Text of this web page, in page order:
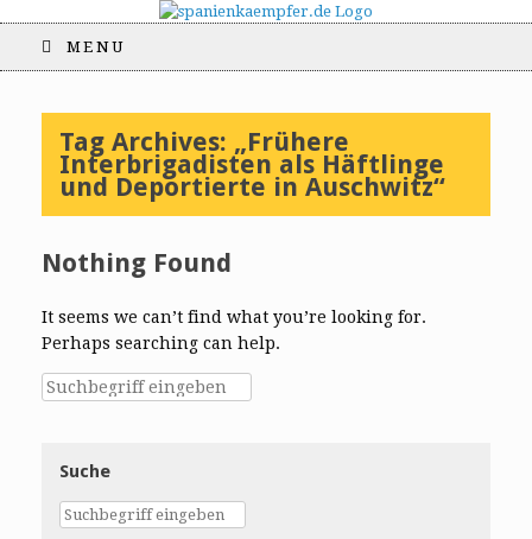
MENU
Tag Archives: „Frühere
Interbrigadisten als Häftlinge
und Deportierte in Auschwitz“
Nothing Found
It seems we can’t find what you’re looking for.
Perhaps searching can help.
Suche